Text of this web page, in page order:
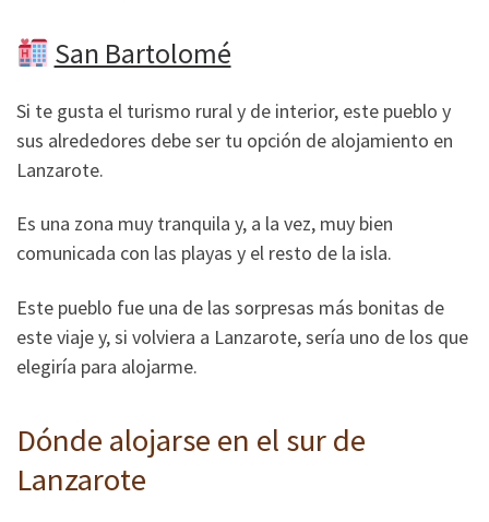
San Bartolomé
Si te gusta el turismo rural y de interior, este pueblo y
sus alrededores debe ser tu opción de alojamiento en
Lanzarote.
Es una zona muy tranquila y, a la vez, muy bien
comunicada con las playas y el resto de la isla.
Este pueblo fue una de las sorpresas más bonitas de
este viaje y, si volviera a Lanzarote, sería uno de los que
elegiría para alojarme.
Dónde alojarse en el sur de
Lanzarote